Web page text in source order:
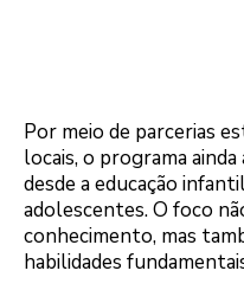
Por meio de parcerias
locais, o programa
desde a educação
adolescentes. O foco
conhecimento, mas
habilidades